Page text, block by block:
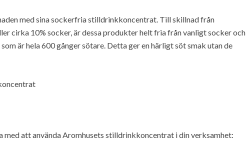
med sina sockerfria stilldrinkkoncentrat. Till skillnad från
cirka 10% socker, är dessa produkter helt fria från vanligt socker och
är hela 600 gånger sötare. Detta ger en härligt söt smak utan de
med att använda Aromhusets stilldrinkkoncentrat i din verksamhet: